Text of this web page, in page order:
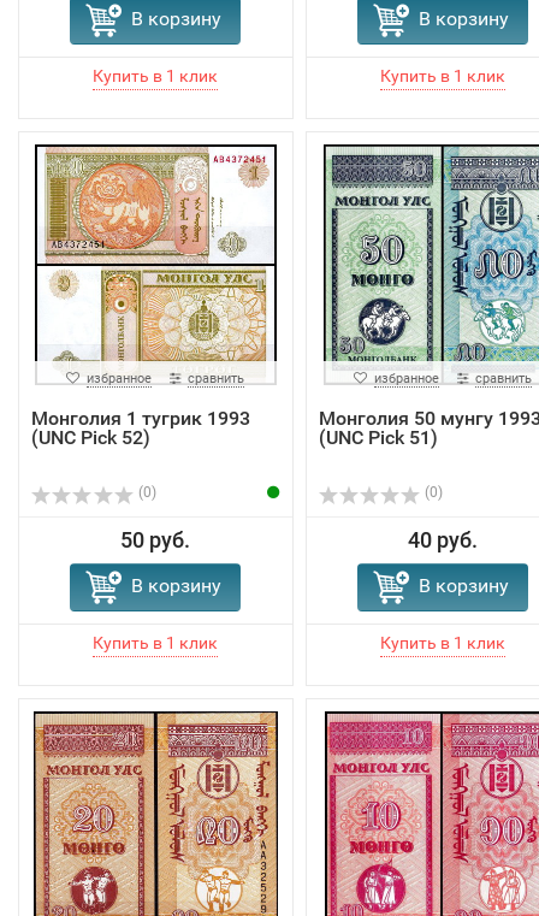
В корзину В корзину
избранное сравнить
Монголия 1 тугрик 1993
(UNC Pick 52)
(0)
50 руб.
В корзину
избранное сравнить
Монголия 50 мунгу
(UNC Pick 51)
(0)
40 руб.
В корзину